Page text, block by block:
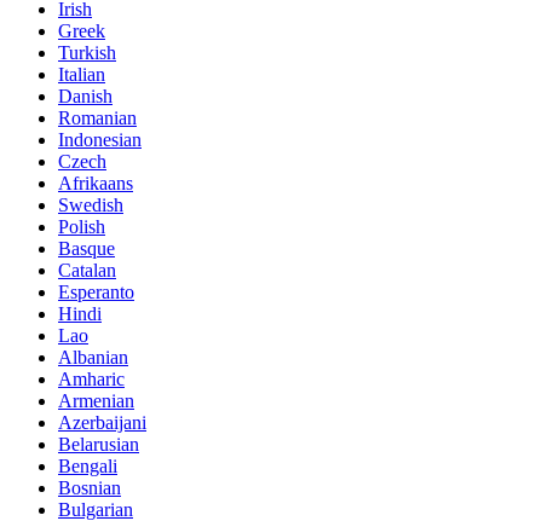
Irish
Greek
Turkish
Italian
Danish
Romanian
Indonesian
Czech
Afrikaans
Swedish
Polish
Basque
Catalan
Esperanto
Hindi
Lao
Albanian
Amharic
Armenian
Azerbaijani
Belarusian
Bengali
Bosnian
Bulgarian